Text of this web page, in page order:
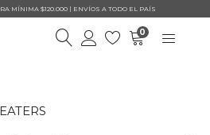
MÍNIMA $120.000 | ENVÍOS A TODO EL PAÍS
0